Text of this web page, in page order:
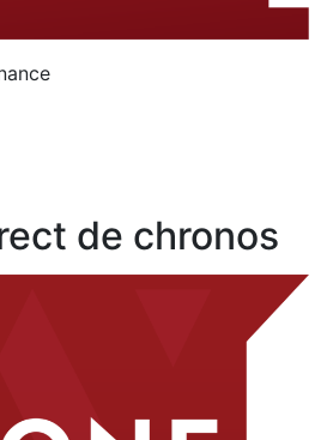
de chronos